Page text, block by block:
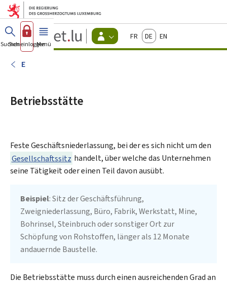
Zum Hauptmenü
Zum Inhalt
Guichet.lu
Changer
d'espace
FrançaisDeutschEnglish
Suchen
Sich einloggen
Menü Haupt-
E
Betriebsstätte
Feste Geschäftsniederlassung, bei der es sich nicht um den
Gesellschaftssitz handelt, über welche das Unternehmen
seine Tätigkeit oder einen Teil davon ausübt.
Beispiel: Sitz der Geschäftsführung,
Zweigniederlassung, Büro, Fabrik, Werkstatt, Mine,
Bohrinsel, Steinbruch oder sonstiger Ort zur
Schöpfung von Rohstoffen, länger als 12 Monate
andauernde Baustelle.
Die Betriebsstätte muss durch einen ausreichenden Grad an